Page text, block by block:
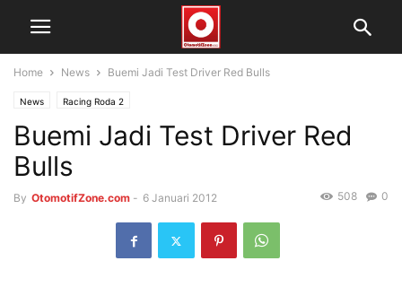
Home News Buemi Jadi Test Driver Red Bulls
News Racing Roda 2
Buemi Jadi Test Driver Red
Bulls
By OtomotifZone.com - 6 Januari 2012 0
508